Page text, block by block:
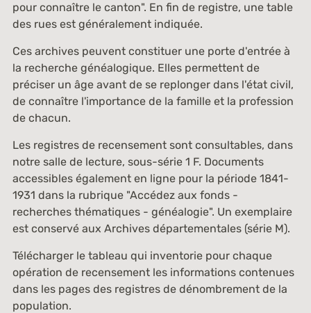
pour connaître le canton". En fin de registre, une table
des rues est généralement indiquée.
Ces archives peuvent constituer une porte d'entrée à
la recherche généalogique. Elles permettent de
préciser un âge avant de se replonger dans l'état civil,
de connaître l'importance de la famille et la profession
de chacun.
Les registres de recensement sont consultables, dans
notre salle de lecture, sous-série 1 F. Documents
accessibles également en ligne pour la période 1841-
1931 dans la rubrique "Accédez aux fonds -
recherches thématiques - généalogie". Un exemplaire
est conservé aux Archives départementales (série M).
Télécharger le tableau qui inventorie pour chaque
opération de recensement les informations contenues
dans les pages des registres de dénombrement de la
population.